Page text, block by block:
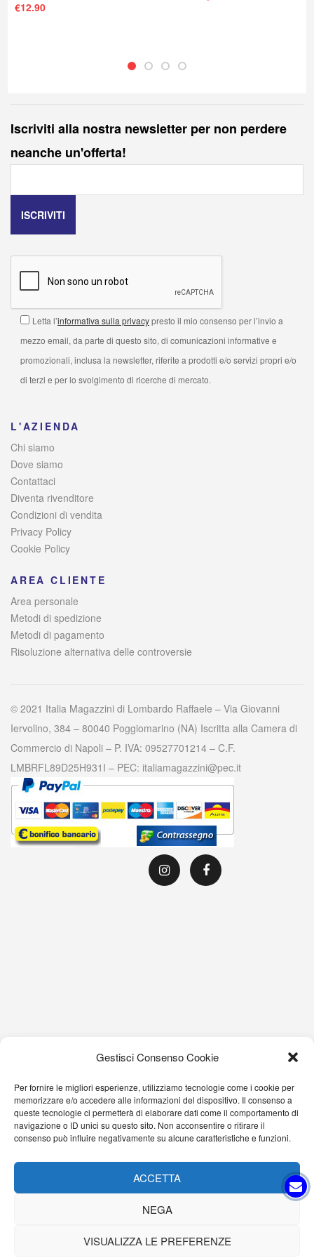
Gestisci Consenso Cookie
Per fornire le migliori esperienze, utilizziamo tecnologie come i cookie per
memorizzare e/o accedere alle informazioni del dispositivo. Il consenso a
queste tecnologie ci permetterà di elaborare dati come il comportamento di
navigazione o ID unici su questo sito. Non acconsentire o ritirare il
consenso può influire negativamente su alcune caratteristiche e funzioni.
ACCETTA
NEGA
VISUALIZZA LE PREFERENZE
€12.90
Iscriviti alla nostra newsletter per non perdere
neanche un'offerta!
Letta l’informativa sulla privacypresto il mio consenso per l’invio a
mezzo email, da parte di questo sito, di comunicazioni informative e
promozionali, inclusa la newsletter, riferite a prodotti e/o servizi propri e/o
di terzi e per lo svolgimento di ricerche di mercato.
L'AZIENDA
Chi siamo
Dove siamo
Contattaci
Diventa rivenditore
Condizioni di vendita
Privacy Policy
Cookie Policy
AREA CLIENTE
Area personale
Metodi di spedizione
Metodi di pagamento
Risoluzione alternativa delle controversie
© 2021 Italia Magazzini di Lombardo Raffaele – Via Giovanni
Iervolino, 384 – 80040 Poggiomarino (NA) Iscritta alla Camera di
Commercio di Napoli – P. IVA: 09527701214 – C.F.
LMBRFL89D25H931I – PEC: italiamagazzini@pec.it